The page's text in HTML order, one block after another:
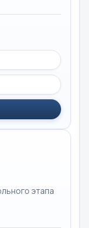
этапа